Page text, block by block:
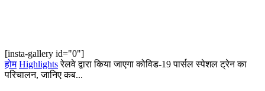
[insta-gallery id="0"]
होम Highlights रेलवे द्वारा किया जाएगा कोविड-19 पार्सल स्पेशल ट्रेन का
परिचालन, जानिए कब...